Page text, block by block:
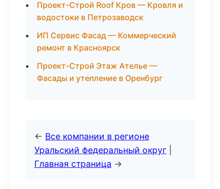
Проект-Строй Roof Кров — Кровля и
водостоки в Петрозаводск
ИП Сервис Фасад — Коммерческий
ремонт в Красноярск
Проект-Строй Этаж Ателье —
Фасады и утепление в Оренбург
← Все компании в регионе
Уральский федеральный округ
Главная страница →